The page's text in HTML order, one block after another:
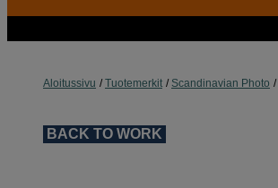
Aloitussivu Tuotemerkit Scandinavian Photo
BACK TO WORK